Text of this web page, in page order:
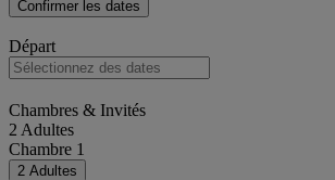
Confirmer les dates
Départ
Chambres & Invités
2 Adultes
Chambre 1
2 Adultes